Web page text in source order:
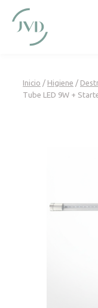
Inicio / Higiene /
Tube LED 9W +
Panel de gestión de